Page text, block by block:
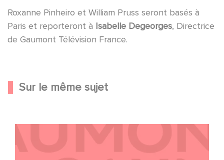
Roxanne Pinheiro et William Pruss seront basés à
Paris et reporteront à Isabelle Degeorges, Directrice
de Gaumont Télévision France.
Sur le même sujet